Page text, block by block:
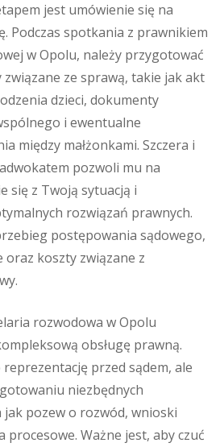
jest umówienie się na
Podczas spotkania z prawnikiem
w Opolu, należy przygotować
ze sprawą, takie jak akt
dzieci, dokumenty
i ewentualne
między małżonkami. Szczera i
pozwoli mu na
się z Twoją sytuacją i
rozwiązań prawnych.
postępowania sądowego,
oraz koszty związane z
rozwodowa w Opolu
obsługę prawną.
przed sądem, ale
niezbędnych
pozew o rozwód, wnioski
procesowe. Ważne jest, aby czuć